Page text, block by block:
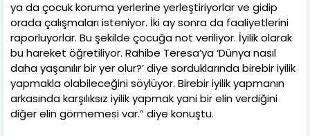
ya da çocuk koruma yerlerine yerleştiriyorlar ve gidip
orada çalışmaları isteniyor. İki ay sonra da faaliyetlerini
raporluyorlar. Bu şekilde çocuğa not veriliyor. İyilik olarak
bu hareket öğretiliyor. Rahibe Teresa’ya ‘Dünya nasıl
daha yaşanılır bir yer olur?’ diye sorduklarında birebir iyilik
yapmakla olabileceğini söylüyor. Birebir iyilik yapmanın
arkasında karşılıksız iyilik yapmak yani bir elin verdiğini
diğer elin görmemesi var.” diye konuştu.